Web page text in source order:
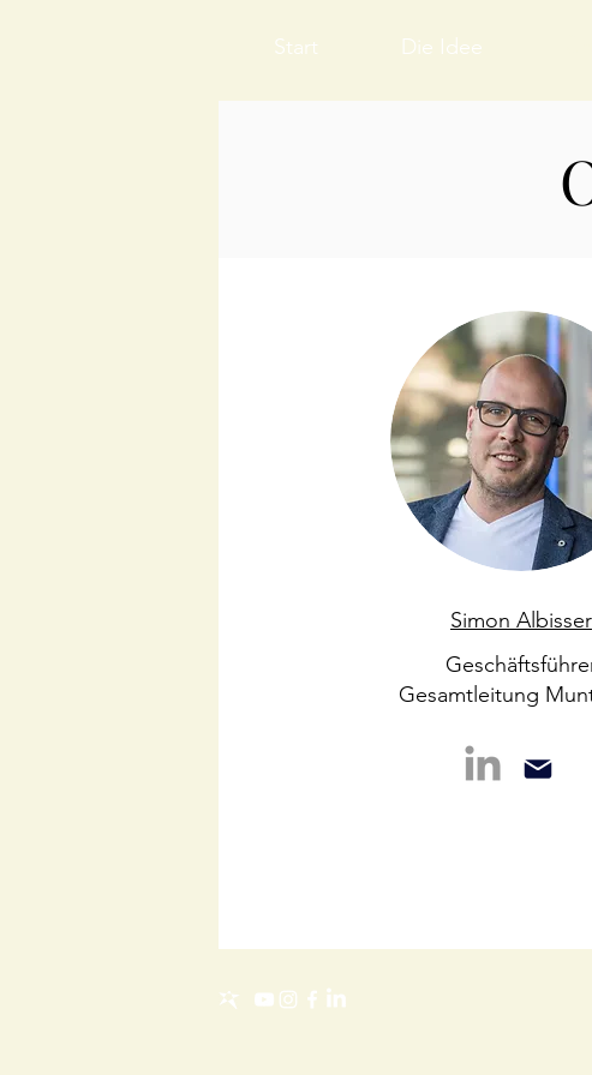
Start Die Idee
Simon Albisser
Gesamtleitung